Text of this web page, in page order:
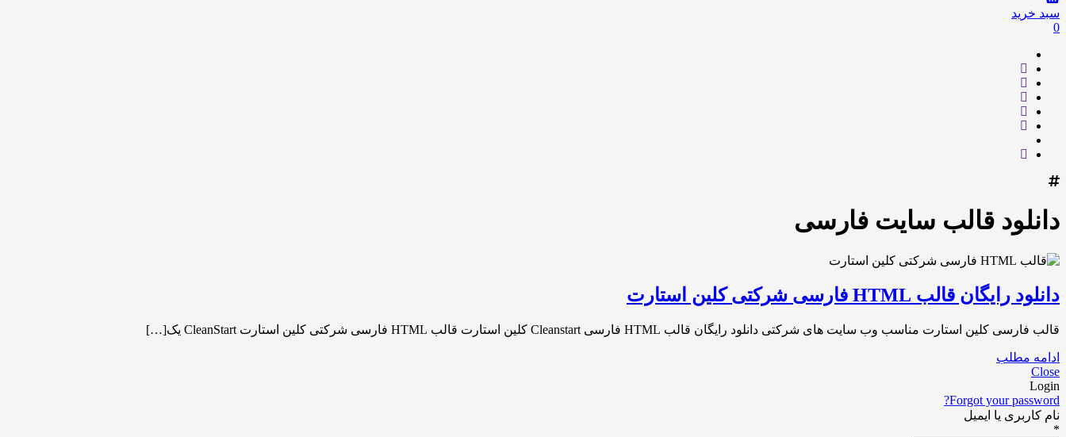
سبد خرید
0
دانلود قالب سایت فارسی
دانلود رایگان قالب HTML فارسی شرکتی کلین استارت
قالب فارسی کلین استارت مناسب وب سایت های شرکتی دانلود رایگان قالب HTML فارسی Cleanstart کلین استارت قالب HTML فارسی شرکتی کلین استارت CleanStart یک[…]
ادامه مطلب
Close
Login
Forgot your password?
نام کاربری یا ایمیل
*